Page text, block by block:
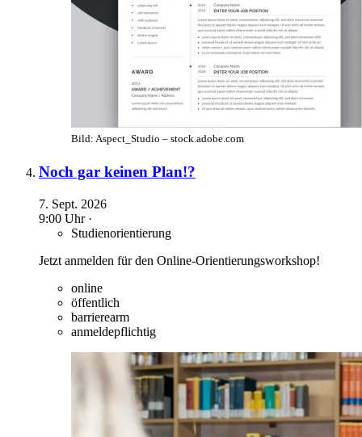
Bild: Aspect_Studio – stock.adobe.com
Noch gar keinen Plan!?
7. Sept. 2026
9:00 Uhr ·
Studienorientierung
Jetzt anmelden für den Online-Orientierungsworkshop!
online
öffentlich
barrierearm
anmeldepflichtig